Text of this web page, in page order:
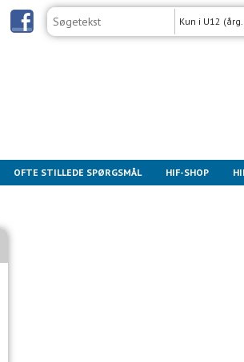
Kun i U12 (årg.
OFTE STILLEDE SPØRGSMÅL HIF-SHOP